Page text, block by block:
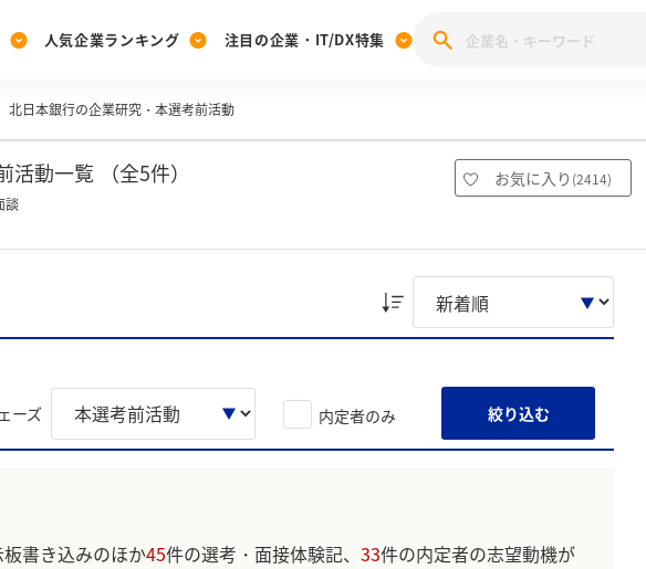
[27卒] 本選考体験記投稿キャンペーン
人気企業ランキング
を見る
みんなの新卒
注目の企業・IT/DX特集
特集
28卒 IT・
北日本銀行の企業研究・本選考前活動
動一覧 （全5件） お気に入り (2414)
談
ーズ 内定者のみ 絞り込む
書き込みのほか45件の選考・面接体験記、 33件の内定者の志望動機が